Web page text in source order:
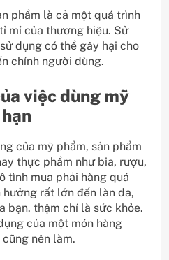
phẩm là cả một quá trình
mỉ của thương hiệu. Sử
dụng có thể gây hại cho
chính người dùng.
việc dùng mỹ
của mỹ phẩm, sản phẩm
thực phẩm như bia, rượu,
tình mua phải hàng quá
hưởng rất lớn đến làn da,
bạn. thậm chí là sức khỏe.
của một món hàng
nên làm.